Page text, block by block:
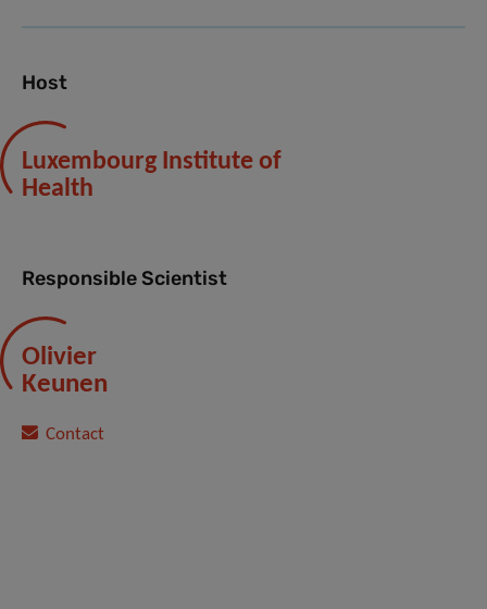
Host
Luxembourg Institute of
Health
Responsible Scientist
Olivier
Keunen
Contact